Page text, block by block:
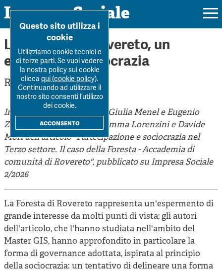
Impresa Sociale
Rivista
Ultimo numero
La Rivista
Submission
Colophon
Autori
Archivio
Argomenti
Forum
Forum
Tutti gli articoli
Autori
Argomenti
Dossier
Tutti i dossier
Workshop Impresa Sociale 2021
Impresa sociale, reciprocità e sostenibilità
Innovazione sociale
Cooperative di comunità
Impresa sociale e democrazia
Acini di fuoco - Dossier Mezzogiorno
Chi siamo
Contatti
Sostienici
Home La Foresta di Rovereto, un esempio di...
La Foresta di Rovereto, un
esempio di sociocrazia
Redazione
Impresa Sociale intervista Giulia Menel e Eugenio
Zazzara, autori insieme a Emma Lorenzini e Davide
Mori dell'articolo "Partecipazione e sociocrazia nel
Terzo settore. Il caso della Foresta - Accademia di
comunità di Rovereto", pubblicato su Impresa Sociale
2/2026
La Foresta di Rovereto rappresenta un'espermento di
grande interesse da molti punti di vista; gli autori
dell'articolo, che l'hanno studiata nell'ambito del
Master GIS, hanno approfondito in particolare la
forma di governance adottata, ispirata al principio
della sociocrazia: un tentativo di delineare una forma
Questo sito utilizza i
cookie
Utilizziamo cookie tecnici e
di terze parti. Se vuoi vedere
la nostra policy sui cookie
cliccaqui (cookie policy).
Continuando ad utilizzare il
nostro sito consenti l’utilizzo
dei cookie.
acconsento